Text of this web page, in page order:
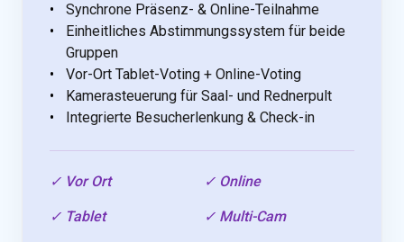
Synchrone Präsenz- & Online-Teilnahme
Einheitliches Abstimmungssystem für beide
Gruppen
Vor-Ort Tablet-Voting + Online-Voting
Kamerasteuerung für Saal- und Rednerpult
Integrierte Besucherlenkung & Check-in
✓ Vor Ort ✓ Online
✓ Tablet ✓ Multi-Cam